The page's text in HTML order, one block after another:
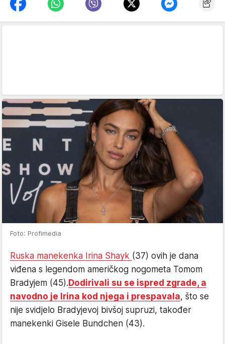
Foto: Profimedia
Ruska manekenka Irina Shayk (37) ovih je dana
viđena s legendom američkog nogometa Tomom
Bradyjem (45).Dodirivali su se ispred zgrade, a
navodno je Irina kod njega i prespavala, što se
nije svidjelo Bradyjevoj bivšoj supruzi, također
manekenki Gisele Bundchen (43).